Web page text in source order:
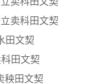
卖科田文契
田文契
田文契
秧田文契